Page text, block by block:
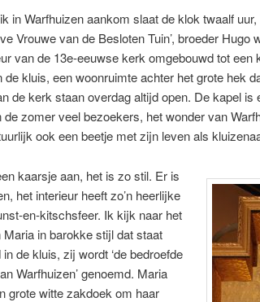
in Warfhuizen aankom slaat de klok twaalf
Vrouwe van de Besloten Tuin’, broeder
van de 13e-eeuwse kerk omgebouwd tot een
de kluis, een woonruimte achter het grote hek
de kerk staan overdag altijd open. De kapel is
de zomer veel bezoekers, het wonder van
ook een beetje met zijn leven als
kaarsje aan, het is zo stil. Er is
het interieur heeft zo’n heerlijke
en-kitschsfeer. Ik kijk naar het
Maria in barokke stijl dat staat
de kluis, zij wordt ‘de bedroefde
Warfhuizen’ genoemd. Maria
grote witte zakdoek om haar